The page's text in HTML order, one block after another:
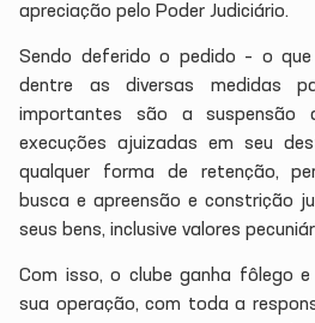
apreciação pelo Poder Judiciário.
Sendo deferido o pedido – o
dentre as diversas medidas
importantes são a
execuções ajuizadas em seu
qualquer forma de retenção,
busca e apreensão e constrição
seus bens, inclusive valores
Com isso, o clube ganha fôlego
sua operação, com toda a